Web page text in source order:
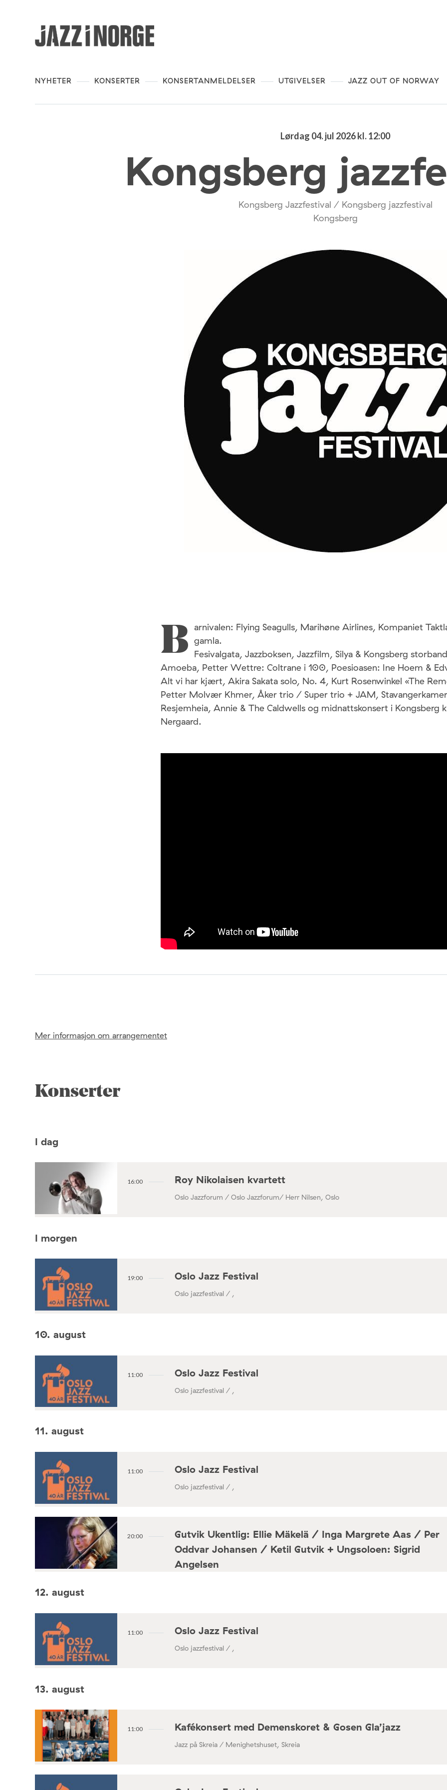
NYHETER KONSERTER KONSERTANMELDELSER UTGIVELSER JAZZ OUT OF NORWAY
Lørdag 04. jul 2026 kl. 12:00
Kongsberg
Kongsberg Jazzfestival / Kongsberg jazzfestival
Kongsberg
B arnivalen: Flying Seagulls, Marihøne Airlines, Kompaniet
gamla.
Fesivalgata, Jazzboksen, Jazzfilm, Silya & Kongsberg
Amoeba, Petter Wettre: Coltrane i 100, Poesioasen: Ine Hoem &
Alt vi har kjært, Akira Sakata solo, No. 4, Kurt Rosenwinkel «The
Petter Molvær Khmer, Åker trio / Super trio + JAM,
Resjemheia, Annie & The Caldwells og midnattskonsert i Kongsberg
Nergaard.
Mer informasjon om arrangementet
Konserter
I dag
16:00 Roy Nikolaisen kvartett
Oslo Jazzforum / Oslo Jazzforum/ Herr Nilsen, Oslo
I morgen
19:00 Oslo Jazz Festival
Oslo jazzfestival / ,
10. august
11:00 Oslo Jazz Festival
Oslo jazzfestival / ,
11. august
11:00 Oslo Jazz Festival
Oslo jazzfestival / ,
20:00
Gutvik Ukentlig: Ellie Mäkelä / Inga Margrete Aas / Per
Oddvar Johansen / Ketil Gutvik + Ungsoloen: Sigrid
Angelsen
12. august
11:00 Oslo Jazz Festival
Oslo jazzfestival / ,
13. august
11:00 Kafékonsert med Demenskoret & Gosen Gla’jazz
Jazz på Skreia / Menighetshuset, Skreia